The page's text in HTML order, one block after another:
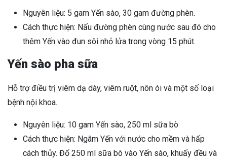
Nguyên liệu: 5 gam Yến sào, 30 gam đường phèn.
Cách thực hiện: Nấu đường phèn cùng nước sau đó cho
thêm Yến vào đun sôi nhỏ lửa trong vòng 15 phút.
Yến sào pha sữa
Hỗ trợ điều trị viêm dạ dày, viêm ruột, nôn ói và một số loại
bệnh nội khoa.
Nguyên liệu: 10 gam Yến sào, 250 ml sữa bò
Cách thực hiện: Ngâm Yến với nước cho mềm và hấp
cách thủy. Đổ 250 ml sữa bò vào Yến sào, khuấy đều và